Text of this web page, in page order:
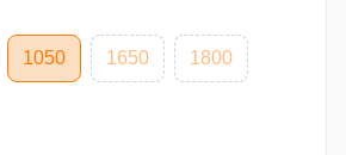
1050 1650 1800